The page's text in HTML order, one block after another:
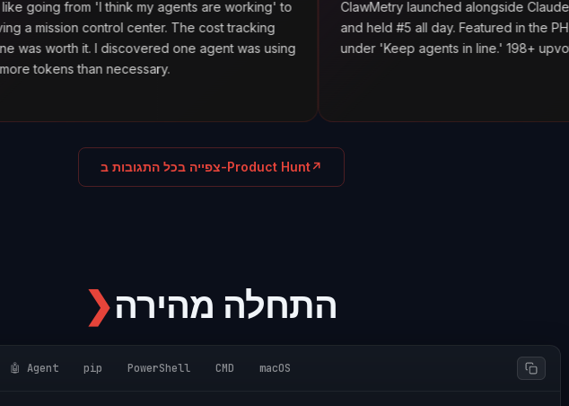
'I think my agents are working' to
center. The cost tracking
I discovered one agent was using
necessary.
ClawMetry launched alongside Claude Sonnet 4.6
and held #5 all day. Featured in the PH newsletter
under 'Keep agents in line.' 198+ upvotes.
צפייה בכל התגובות ב-Product Hunt↗
❯התחלה מהירה
🤖 Agent pip PowerShell CMD macOS